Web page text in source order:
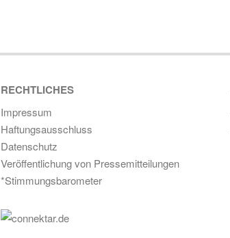
RECHTLICHES
Impressum
Haftungsausschluss
Datenschutz
Veröffentlichung von Pressemitteilungen
*Stimmungsbarometer